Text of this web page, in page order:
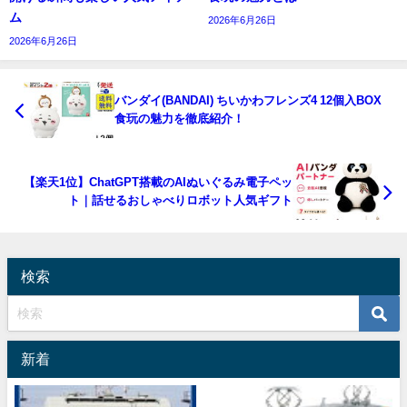
ム
2026年6月26日
2026年6月26日
バンダイ(BANDAI) ちいかわフレンズ4 12個入BOX
食玩の魅力を徹底紹介！
【楽天1位】ChatGPT搭載のAIぬいぐるみ電子ペッ
ト｜話せるおしゃべりロボット人気ギフト
検索
新着